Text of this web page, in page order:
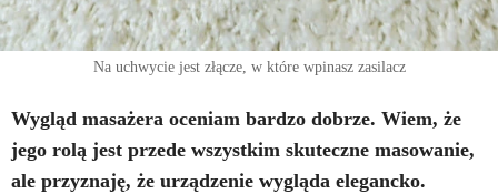
Na uchwycie jest złącze, w które wpinasz zasilacz
Wygląd masażera oceniam bardzo dobrze. Wiem, że
jego rolą jest przede wszystkim skuteczne masowanie,
ale przyznaję, że urządzenie wygląda elegancko.